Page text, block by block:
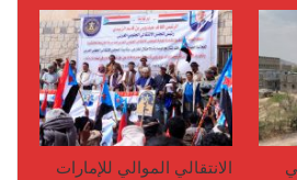
الانتقالي الموالي للإمارات